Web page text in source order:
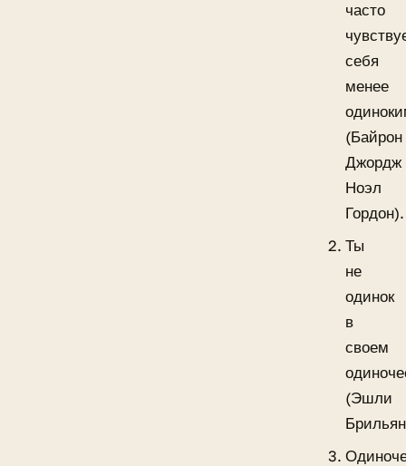
часто
себя
менее
(Байрон
Джордж
Ноэл
Гордон).
Ты
не
одинок
в
своем
(Эшли